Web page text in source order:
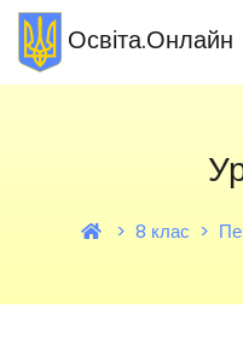
Освіта.Онлайн
8 клас